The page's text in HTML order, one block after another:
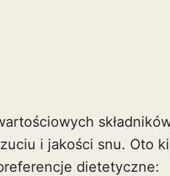
i jakości snu. Oto
dietetyczne: